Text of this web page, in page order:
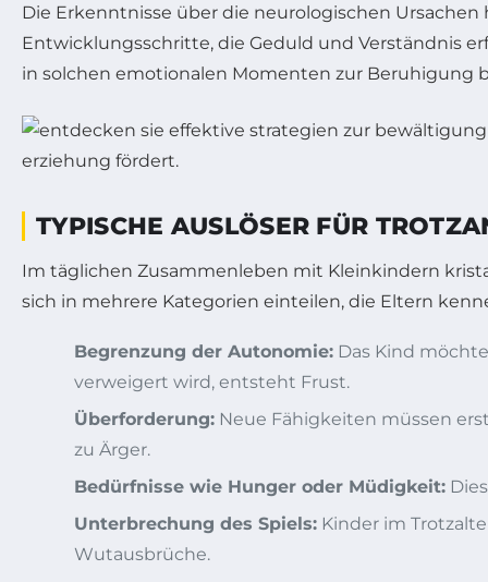
Die Erkenntnisse über die neurologischen
Entwicklungsschritte, die Geduld und Verständnis
in solchen emotionalen Momenten zur Beruhigung
TYPISCHE AUSLÖSER FÜR
Im täglichen Zusammenleben mit Kleinkindern
sich in mehrere Kategorien einteilen, die Eltern
Begrenzung der Autonomie: Das Kind
verweigert wird, entsteht Frust.
Überforderung: Neue Fähigkeiten müssen
zu Ärger.
Bedürfnisse wie Hunger oder Müdigkeit:
Unterbrechung des Spiels: Kinder im
Wutausbrüche.